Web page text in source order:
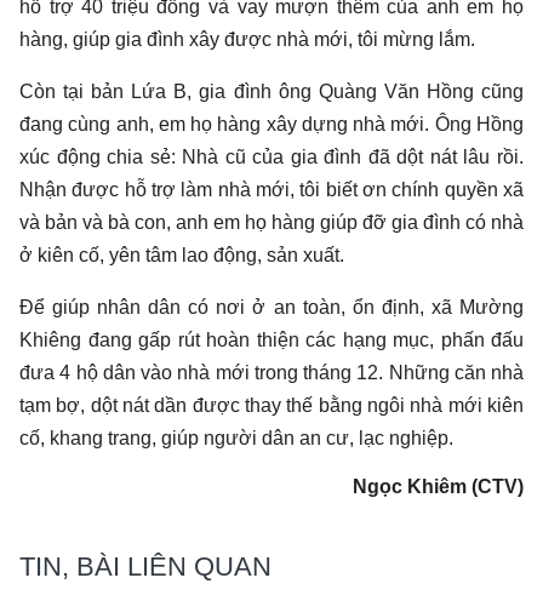
hỗ trợ 40 triệu đồng và vay mượn thêm của anh em họ
hàng, giúp gia đình xây được nhà mới, tôi mừng lắm.
Còn tại bản Lứa B, gia đình ông Quàng Văn Hồng cũng
đang cùng anh, em họ hàng xây dựng nhà mới. Ông Hồng
xúc động chia sẻ: Nhà cũ của gia đình đã dột nát lâu rồi.
Nhận được hỗ trợ làm nhà mới, tôi biết ơn chính quyền xã
và bản và bà con, anh em họ hàng giúp đỡ gia đình có nhà
ở kiên cố, yên tâm lao động, sản xuất.
Để giúp nhân dân có nơi ở an toàn, ổn định, xã Mường
Khiêng đang gấp rút hoàn thiện các hạng mục, phấn đấu
đưa 4 hộ dân vào nhà mới trong tháng 12. Những căn nhà
tạm bợ, dột nát dần được thay thế bằng ngôi nhà mới kiên
cố, khang trang, giúp người dân an cư, lạc nghiệp.
Ngọc Khiêm (CTV)
TIN, BÀI LIÊN QUAN